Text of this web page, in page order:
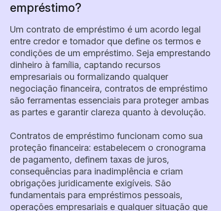
empréstimo?
Um contrato de empréstimo é um acordo legal
entre credor e tomador que define os termos e
condições de um empréstimo. Seja emprestando
dinheiro à família, captando recursos
empresariais ou formalizando qualquer
negociação financeira, contratos de empréstimo
são ferramentas essenciais para proteger ambas
as partes e garantir clareza quanto à devolução.
Contratos de empréstimo funcionam como sua
proteção financeira: estabelecem o cronograma
de pagamento, definem taxas de juros,
consequências para inadimplência e criam
obrigações juridicamente exigíveis. São
fundamentais para empréstimos pessoais,
operações empresariais e qualquer situação que